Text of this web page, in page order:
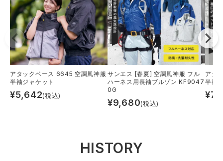
アタックベース 6645 空調風神服
半袖ジャケット
¥5,642(税込)
サンエス [春夏] 空調風神服 フル
ハーネス用長袖ブルゾン KF9047
0G
¥9,680(税込)
アタ
半袖
¥
HISTORY